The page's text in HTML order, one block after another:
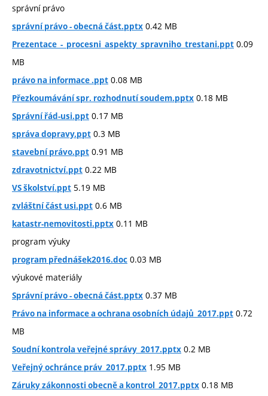
správní právo
správní právo - obecná část.pptx 0.42 MB
Prezentace_-_procesni_aspekty_spravniho_trestani.ppt 0.09
MB
právo na informace .ppt 0.08 MB
Přezkoumávání spr. rozhodnutí soudem.pptx 0.18 MB
Správní řád-usi.ppt 0.17 MB
správa dopravy.ppt 0.3 MB
stavební právo.ppt 0.91 MB
zdravotnictví.ppt 0.22 MB
VS školství.ppt 5.19 MB
zvláštní část usi.ppt 0.6 MB
katastr-nemovitosti.pptx 0.11 MB
program výuky
program přednášek2016.doc 0.03 MB
výukové materiály
Správní právo - obecná část.pptx 0.37 MB
Právo na informace a ochrana osobních údajů_2017.ppt 0.72
MB
Soudní kontrola veřejné správy_2017.pptx 0.2 MB
Veřejný ochránce práv_2017.pptx 1.95 MB
Záruky zákonnosti obecně a kontrol_2017.pptx 0.18 MB